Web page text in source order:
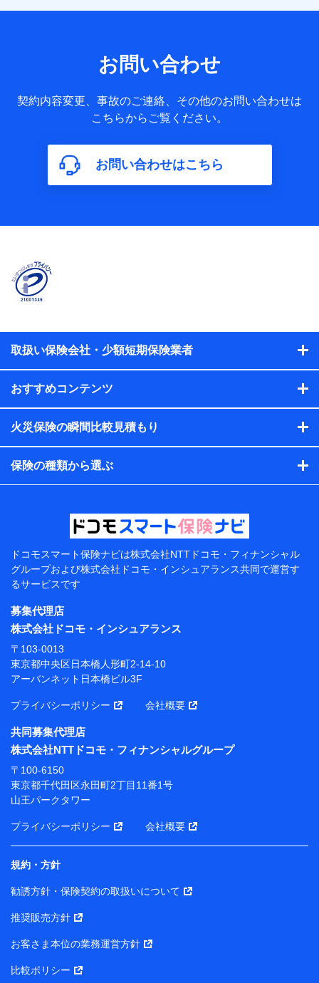
送信履歴などの情報）が含まれます。
約に関する情報。例として、保険契約者及び被保険者の氏
名、住所、生年月日、性別、保険契約者と被保険者の関係、
保険加入の目的、保険商品の内容、保険料、保険料のお支払
年数などの情報、ペットの種類や年齢などの情報などが含ま
れます。
【共同して利用する者の範囲】
株式会社NTTドコモ
当社又は株式会社NTTドコモが提供する保険関連サービスに
おけるユーザ登録受付および管理のため
当社又は株式会社NTTドコモと取引のあるもしくは委託を受
れらに付帯、関連する当社、株式会社NTTドコモおよび提携
会社のサービスを案内、提供するため
析して、お客さまの趣味・嗜好・傾向に応じたサービス・商
各種セミナーの開催のため
コンサルティングサービスの実施のため
アンケートやキャンペーン等の実施のため
上記に係る案内・手続き・管理等付帯業務を行うため
当該個人データを取り扱う各共同利用者（詳細は次のと
東京都千代田区永田町2丁目11番1号 山王パークタワー
株式会社NTTドコモ 代表取締役社長 前田 義晃
東京都中央区日本橋人形町2-14-10 アーバンネット日
本橋ビル 3F
長 吉村 忠義
※ 当社および株式会社NTTドコモは、お客さまの情報
ソナルデータ憲章」に定める行動原則を順守します 。
※ パーソナルデータダッシュボードの「第三者提供の
管理」の設定状態にかかわらず、共同利用する場合があ
ります。
※ dポイントクラブ会員ではないお客さま（2019年12
月11日以降、一度もdポイントクラブ会員であったこと
がないお客さまに限る）に関する、2019年12月10日以
前に取得した個人データは、こちら の利用目的の範囲内
当社は株式会社NTTドコモ・フィナンシャルグループ
との間で、以下のとおり個人データを共同利用しま
す。
【共同して利用される利用データの項目】
当社または株式会社NTTドコモ・フィナンシャルグルー
の個人データ
お問い合わせ
契約内容変更、事故のご連絡、その他のお問い合わせは
こちらからご覧ください。
お問い合わせはこちら
取扱い保険会社・少額短期保険業者
おすすめコンテンツ
火災保険の瞬間比較見積もり
保険の種類から選ぶ
ドコモスマート保険ナビは株式会社NTTドコモ・フィナンシャル
グループおよび株式会社ドコモ・インシュアランス共同で運営す
るサービスです
募集代理店
株式会社ドコモ・インシュアランス
〒103-0013
東京都中央区日本橋人形町2-14-10
アーバンネット日本橋ビル3F
プライバシーポリシー 会社概要
共同募集代理店
株式会社NTTドコモ・フィナンシャルグループ
〒100-6150
東京都千代田区永田町2丁目11番1号
山王パークタワー
プライバシーポリシー 会社概要
規約・方針
勧誘方針・保険契約の取扱いについて
推奨販売方針
お客さま本位の業務運営方針
比較ポリシー